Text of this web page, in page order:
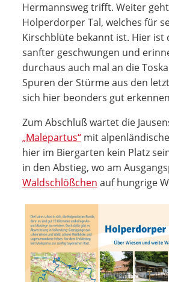
Hermannsweg trifft. Weiter
Holperdorper Tal, welches für
Kirschblüte bekannt ist. Hier ist
sanfter geschwungen und
durchaus auch mal an die
Spuren der Stürme aus den
sich hier beonders gut
Zum Abschluß wartet die
„Malepartus“mit
hier im Biergarten kein Platz
in den Abstieg, wo am
Waldschlößchen auf hungrige